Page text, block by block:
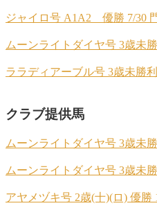
ジャイロ号 A1A2 優勝 7/30
ムーンライトダイヤ号 3歳未
ララディアーブル号 3歳未
クラブ提供馬
ムーンライトダイヤ号 3歳未
ムーンライトダイヤ号 3歳未
アヤメヅキ号 2歳(十)(ロ) 優勝